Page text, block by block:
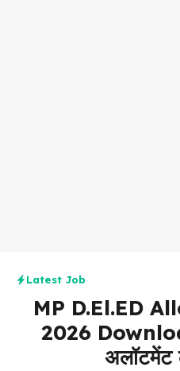
Latest Job
MP D.El.ED
2026
अलॉटमेंट